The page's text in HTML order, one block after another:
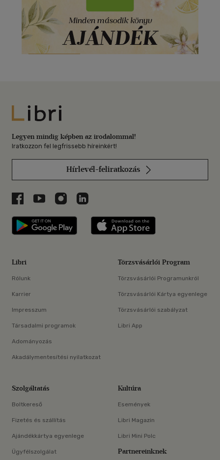
Libri
Legyen mindig képben az irodalommal!
Iratkozzon fel legfrissebb híreinkért!
Hírlevél-feliratkozás
Libri a Facebookon
Libri a Youtube-on
Libri az Instagramon
Libri a LinkedInen
Libri applikáció Szerezd meg: Google
Libri
Rólunk
Karrier
Impresszum
Társadalmi programok
Adományozás
Akadálymentesítési nyilatkozat
Törzsvásárlói Program
Törzsvásárlói Programunkról
Törzsvásárlói Kártya egyenlege
Törzsvásárlói szabályzat
Libri App
Szolgáltatás
Boltkereső
Fizetés és szállítás
Ajándékkártya egyenlege
Ügyfélszolgálat
Kultúra
Események
Libri Magazin
Libri Mini Polc
Partnereinknek